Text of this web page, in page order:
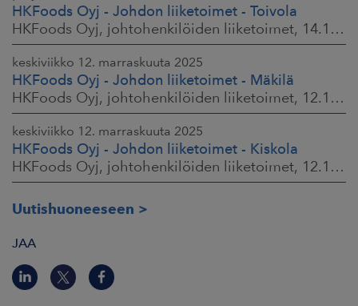
HKFoods Oyj - Johdon liiketoimet - Toivola
HKFoods Oyj, johtohenkilöiden liiketoimet, 14.11.2025 klo 11.30
keskiviikko 12. marraskuuta 2025
HKFoods Oyj - Johdon liiketoimet - Mäkilä
HKFoods Oyj, johtohenkilöiden liiketoimet, 12.11.2025 klo 18.00
keskiviikko 12. marraskuuta 2025
HKFoods Oyj - Johdon liiketoimet - Kiskola
HKFoods Oyj, johtohenkilöiden liiketoimet, 12.11.2025 klo 18.00
Uutishuoneeseen
JAA